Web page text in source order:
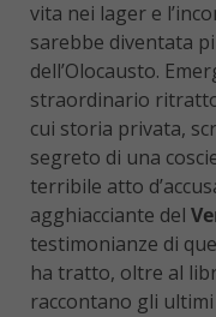
vita nei lager e
sarebbe diventata
dell’Olocausto.
straordinario
cui storia privata,
segreto di una
terribile atto
agghiacciante del
testimonianze di
ha tratto, oltre al
raccontano gli